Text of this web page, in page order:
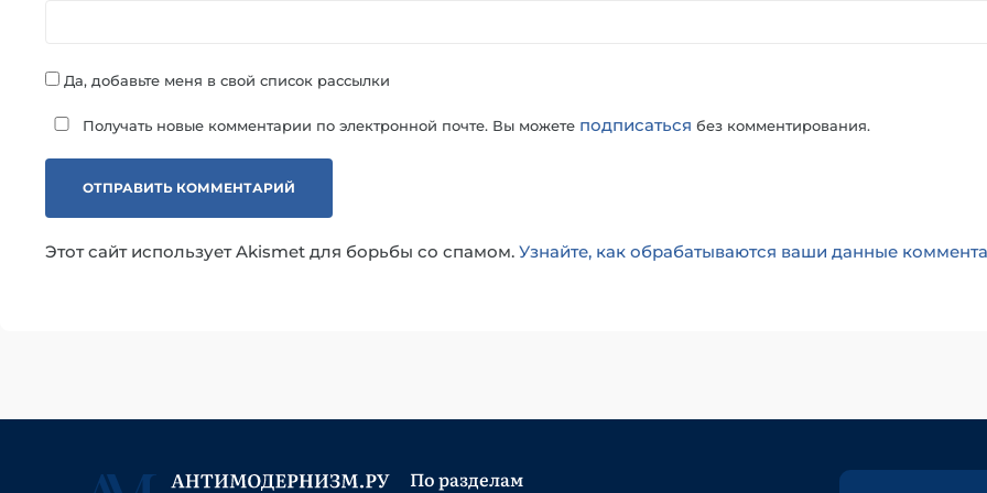
Да, добавьте меня в свой список рассылки
Получать новые комментарии по электронной почте. Вы можете подписаться без комментирования.
Этот сайт использует Akismet для борьбы со спамом. Узнайте, как обрабатываются ваши данные
По разделам